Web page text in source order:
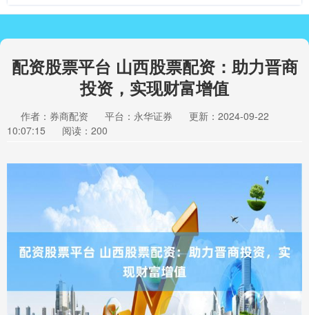
配资股票平台 山西股票配资：助力晋商
投资，实现财富增值
作者：券商配资 平台：永华证券
更新：2024-09-22
10:07:15
阅读：200